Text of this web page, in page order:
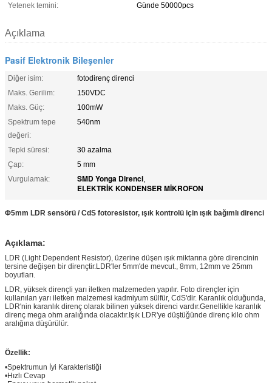
Yetenek temini:
Günde 50000pcs
Açıklama
Pasif Elektronik Bileşenler
Diğer isim:
fotodirenç direnci
Maks. Gerilim:
150VDC
Maks. Güç:
100mW
Spektrum tepe
değeri:
540nm
Tepki süresi:
30 azalma
Çap:
5 mm
Vurgulamak:
SMD Yonga Direnci,
ELEKTRİK KONDENSER MİKROFON
Φ5mm LDR sensörü / CdS fotoresistor, ışık kontrolü için ışık bağımlı direnci
Açıklama:
LDR (Light Dependent Resistor), üzerine düşen ışık miktarına göre direncinin
tersine değişen bir dirençtir.LDR'ler 5mm'de mevcut., 8mm, 12mm ve 25mm
boyutları.
LDR, yüksek dirençli yarı iletken malzemeden yapılır. Foto dirençler için
kullanılan yarı iletken malzemesi kadmiyum sülfür, CdS'dir. Karanlık olduğunda,
LDR'nin karanlık direnç olarak bilinen yüksek direnci vardır.Genellikle karanlık
direnç mega ohm aralığında olacaktır.Işık LDR'ye düştüğünde direnç kilo ohm
aralığına düşürülür.
Özellik:
•Spektrumun İyi Karakteristiği
•Hızlı Cevap